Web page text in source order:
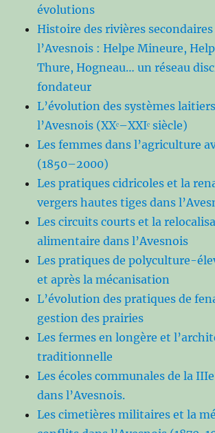
évolutions
Histoire des rivières secondaires
l’Avesnois : Helpe Mineure,
Thure, Hogneau… un réseau
fondateur
L’évolution des systèmes
l’Avesnois (XXᵉ–XXIᵉ siècle)
Les femmes dans l’agriculture
(1850–2000)
Les pratiques cidricoles et la
vergers hautes tiges dans
Les circuits courts et la
alimentaire dans l’Avesnois
Les pratiques de polyculture-
et après la mécanisation
L’évolution des pratiques de
gestion des prairies
Les fermes en longère et
traditionnelle
Les écoles communales de la
dans l’Avesnois.
Les cimetières militaires et la